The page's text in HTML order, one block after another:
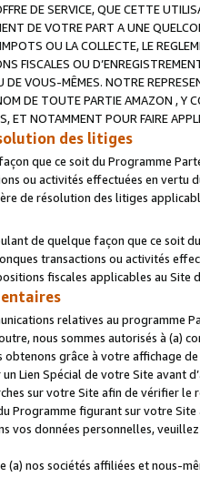
DE SERVICE, QUE CETTE
DE VOTRE PART A UNE
OU LA COLLECTE, LE
FISCALES OU
VOUS-MÊMES. NOTRE
DE TOUTE PARTIE AMAZON , Y
ET NOTAMMENT POUR FAIRE
des litiges
que ce soit du Programme
ou activités effectuées en vertu
de résolution des litiges
de quelque façon que ce soit
transactions ou activités
fiscales applicables au Site
relatives au programme
nous sommes autorisés à
grâce à votre affichage
Lien Spécial de votre Site avant
sur votre Site afin de vérifier
Programme figurant sur votre
vos données personnelles,
(a) nos sociétés affiliées et nous-